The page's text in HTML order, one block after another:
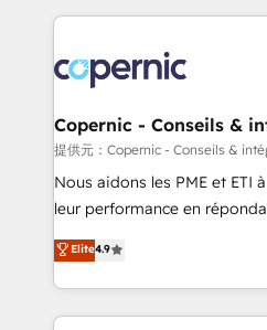
lasts. So if you're ready to become the most trusted
voice in your market, let’s talk.
HubSpot's Global Partner of
worldwide, and with over 15
Huble has built a track
One company, one
across offices and consulting
Canada, Germany, France,
South Africa. Certified compliant with ISO/IEC
international offices and
Copernic - Conseils &
提供元：Copernic - Conseils &
Nous aidons les PME et ETI
leur performance en
Intégration de HubSpot avec
téléphonie, etc.) • Alignement des équipes grâce à un
outil et des données partagées • Amélioration
collecte et de l’analyse des
Elite4.9